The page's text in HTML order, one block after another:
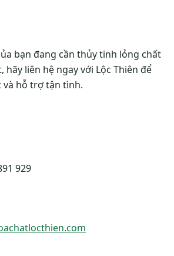
bạn đang cần thủy tinh lỏng chất
hãy liên hệ ngay với Lộc Thiên để
hỗ trợ tận tình.
929